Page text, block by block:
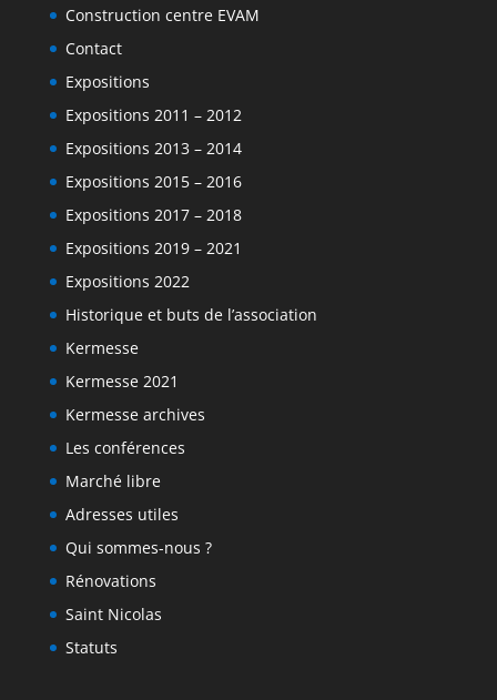
Construction centre EVAM
Contact
Expositions
Expositions 2011 – 2012
Expositions 2013 – 2014
Expositions 2015 – 2016
Expositions 2017 – 2018
Expositions 2019 – 2021
Expositions 2022
Historique et buts de l’association
Kermesse
Kermesse 2021
Kermesse archives
Les conférences
Marché libre
Adresses utiles
Qui sommes-nous ?
Rénovations
Saint Nicolas
Statuts